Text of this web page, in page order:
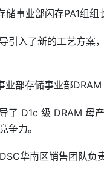
事业部闪存PA1组组
引入了新的工艺方案
部存储事业部DRAM
了 D1c 级 DRAM 母
争力。
华南区销售团队负